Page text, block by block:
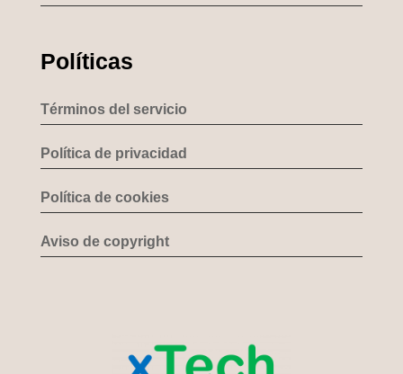
Políticas
Términos del servicio
Política de privacidad
Política de cookies
Aviso de copyright